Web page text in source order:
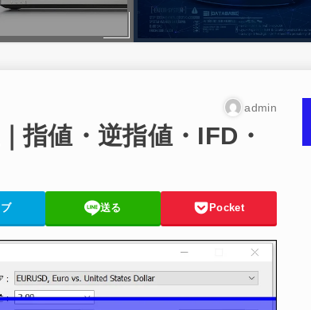
admin
指値・逆指値・IFD・
送る Pocket